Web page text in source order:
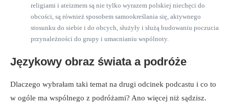
religiami i ateizmem są nie tylko wyrazem polskiej niechęci do
obcości, są również sposobem samookreślania się, aktywnego
stosunku do siebie i do obcych, służyły i służą budowaniu poczucia
przynależności do grupy i umacnianiu wspólnoty.
Językowy obraz świata a podróże
Dlaczego wybrałam taki temat na drugi odcinek podcastu i co to
w ogóle ma wspólnego z podróżami? Ano więcej niż sądzisz.